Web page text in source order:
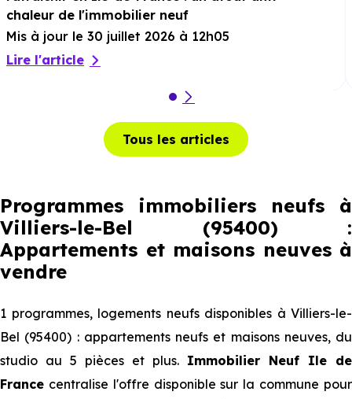
chaleur de l'immobilier neuf
Mis à jour le 30 juillet 2026 à 12h05
Lire l'article
Tous les articles
Programmes immobiliers neufs à
Villiers-le-Bel (95400) :
Appartements et maisons neuves à
vendre
1 programmes, logements neufs disponibles à Villiers-le-
Bel (95400) : appartements neufs et maisons neuves, du
studio au 5 pièces et plus. Immobilier Neuf Ile de
France centralise l'offre disponible sur la commune pour